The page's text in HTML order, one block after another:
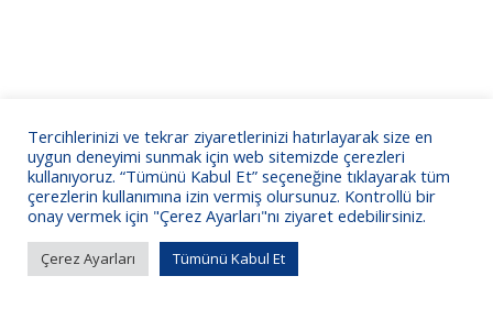
Tercihlerinizi ve tekrar ziyaretlerinizi hatırlayarak size en
uygun deneyimi sunmak için web sitemizde çerezleri
kullanıyoruz. “Tümünü Kabul Et” seçeneğine tıklayarak tüm
çerezlerin kullanımına izin vermiş olursunuz. Kontrollü bir
onay vermek için "Çerez Ayarları"nı ziyaret edebilirsiniz.
Çerez Ayarları Tümünü Kabul Et